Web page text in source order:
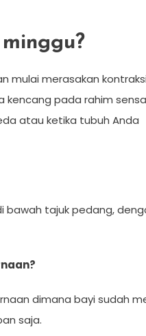
mulai merasakan kontraksi
kencang pada rahim
atau ketika tubuh Anda
bawah tajuk pedang,
dimana bayi sudah
saja.